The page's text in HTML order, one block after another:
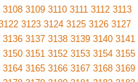
3108 3109 3110 3111 3112 3113
3123 3124 3125 3126 3127
3136 3137 3138 3139 3140 3141
3150 3151 3152 3153 3154 3155
3164 3165 3166 3167 3168 3169